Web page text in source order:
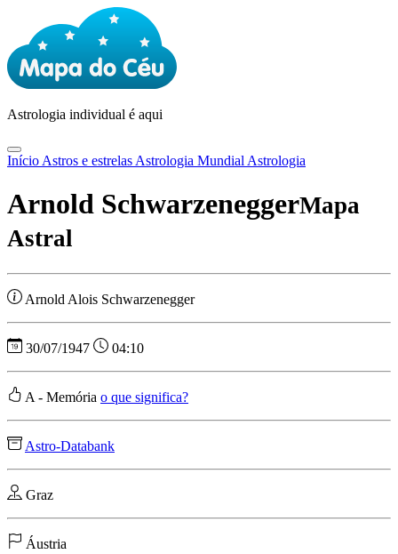
Astrologia individual é aqui
Início Astros e estrelas Astrologia Mundial Astrologia
Arnold SchwarzeneggerMapa
Astral
Arnold Alois Schwarzenegger
30/07/1947 04:10
A - Memória o que significa?
Astro-Databank
Graz
Áustria